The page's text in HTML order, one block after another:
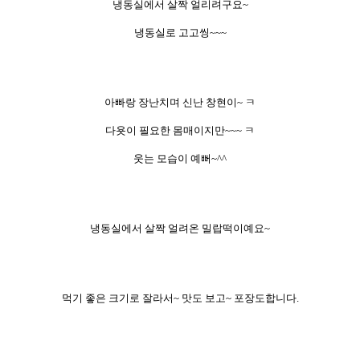
냉동실에서 살짝 얼리려구요~
냉동실로 고고씽~~~
아빠랑 장난치며 신난 창현이~ ㅋ
다욧이 필요한 몸매이지만~~~ ㅋ
웃는 모습이 예뻐~^^
냉동실에서 살짝 얼려온 밀랍떡이예요~
먹기 좋은 크기로 잘라서~ 맛도 보고~ 포장도합니다.